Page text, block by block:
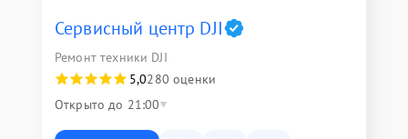
Сервисный центр DJI
Ремонт техники DJI
5,0280 оценки
Открыто до 21:00